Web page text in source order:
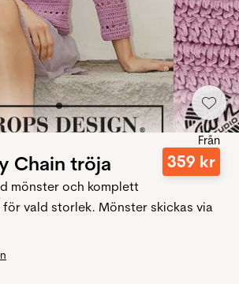
Chain tröja
Från
359 kr
mönster och komplett
vald storlek. Mönster skickas via